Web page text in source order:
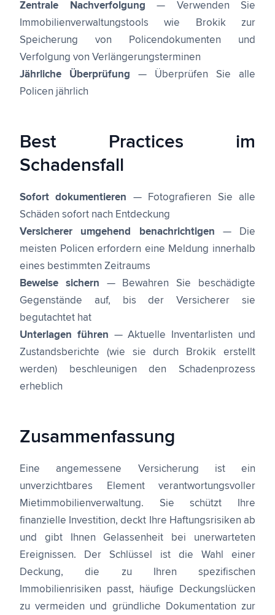
Zentrale Nachverfolgung — Verwenden Sie
Immobilienverwaltungstools wie Brokik zur
Speicherung von Policendokumenten und
Verfolgung von Verlängerungsterminen
Jährliche Überprüfung — Überprüfen Sie alle
Policen jährlich
Best Practices im
Schadensfall
Sofort dokumentieren — Fotografieren Sie alle
Schäden sofort nach Entdeckung
Versicherer umgehend benachrichtigen — Die
meisten Policen erfordern eine Meldung innerhalb
eines bestimmten Zeitraums
Beweise sichern — Bewahren Sie beschädigte
Gegenstände auf, bis der Versicherer sie
begutachtet hat
Unterlagen führen — Aktuelle Inventarlisten und
Zustandsberichte (wie sie durch Brokik erstellt
werden) beschleunigen den Schadenprozess
erheblich
Zusammenfassung
Eine angemessene Versicherung ist ein
unverzichtbares Element verantwortungsvoller
Mietimmobilienverwaltung. Sie schützt Ihre
finanzielle Investition, deckt Ihre Haftungsrisiken ab
und gibt Ihnen Gelassenheit bei unerwarteten
Ereignissen. Der Schlüssel ist die Wahl einer
Deckung, die zu Ihren spezifischen
Immobilienrisiken passt, häufige Deckungslücken
zu vermeiden und gründliche Dokumentation zur